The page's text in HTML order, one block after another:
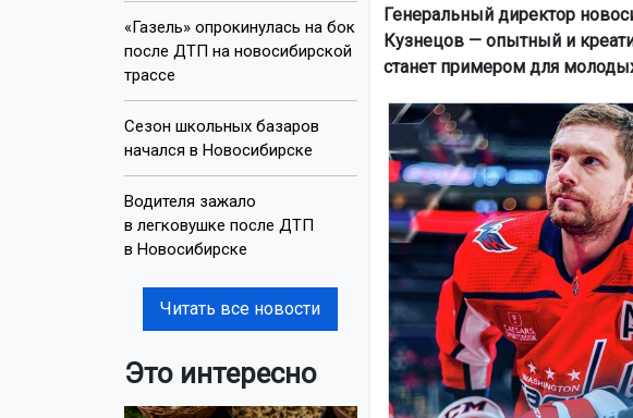
«Газель» опрокинулась на бок
после ДТП на новосибирской
трассе
Сезон школьных базаров
начался в Новосибирске
Водителя зажало
в легковушке после ДТП
в Новосибирске
Читать все новости
Это интересно
Генеральный директор
Кузнецов — опытный и
станет примером для